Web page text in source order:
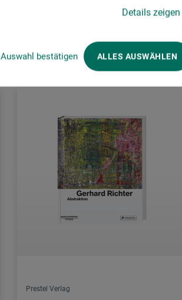
Details zeigen
Auswahl bestätigen ALLES AUSWÄHLEN
zzgl. Versandkosten
Prestel Verlag